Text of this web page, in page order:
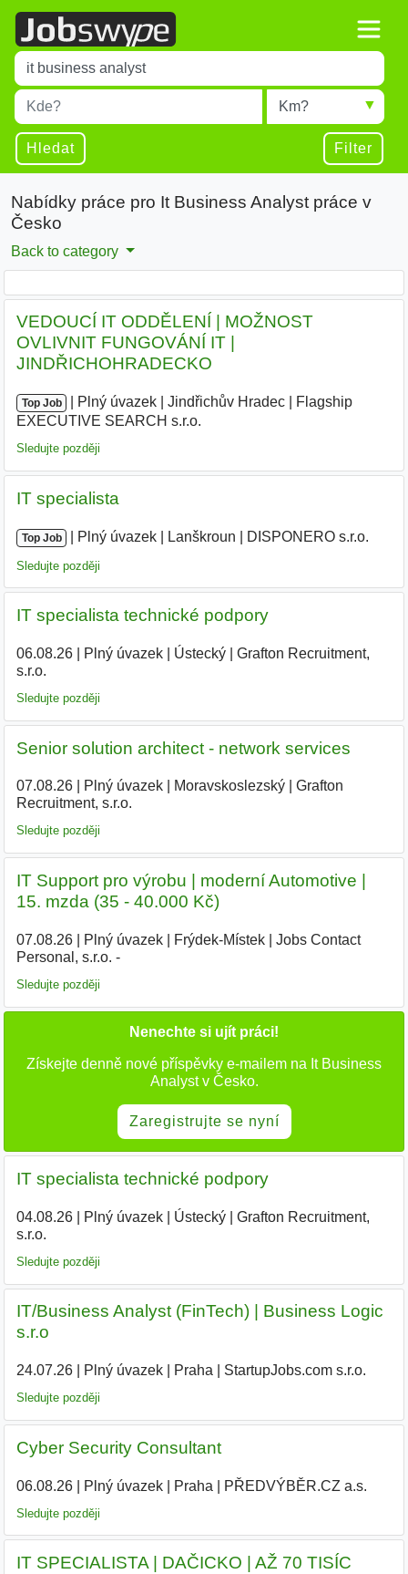
Title
Type 1 or more characters for results.
Místo
Type 1 or more characters for results.
Radius
Hledat Filter
Nabídky práce pro It Business Analyst práce v
Česko
Back to category
VEDOUCÍ IT ODDĚLENÍ | MOŽNOST
OVLIVNIT FUNGOVÁNÍ IT |
JINDŘICHOHRADECKO
Top Job Plný úvazek Jindřichův Hradec
Flagship
EXECUTIVE SEARCH s.r.o.
Sledujte později
IT specialista
Top Job Plný úvazek Lanškroun DISPONERO s.r.o.
Sledujte později
IT specialista technické podpory
06.08.26| Plný úvazek| Ústecký|
Grafton Recruitment,
s.r.o.
Sledujte později
Senior solution architect - network services
07.08.26| Plný úvazek| Moravskoslezský|
Grafton
Recruitment, s.r.o.
Sledujte později
IT Support pro výrobu | moderní Automotive |
15. mzda (35 - 40.000 Kč)
07.08.26| Plný úvazek| Frýdek-Místek|
Jobs Contact
Personal, s.r.o. -
Sledujte později
Nenechte si ujít práci!
Získejte denně nové příspěvky e-mailem na It Business
Analyst v Česko.
Zaregistrujte se nyní
IT specialista technické podpory
04.08.26| Plný úvazek| Ústecký|
Grafton Recruitment,
s.r.o.
Sledujte později
IT/Business Analyst (FinTech) | Business Logic
s.r.o
24.07.26| Plný úvazek| Praha StartupJobs.com s.r.o.
Sledujte později
Cyber Security Consultant
06.08.26| Plný úvazek| Praha PŘEDVÝBĚR.CZ a.s.
Sledujte později
IT SPECIALISTA | DAČICKO | AŽ 70 TISÍC